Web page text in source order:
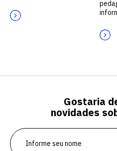
Gostaria
novidades